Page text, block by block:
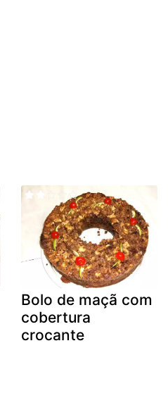
Bolo de maçã com
cobertura
crocante